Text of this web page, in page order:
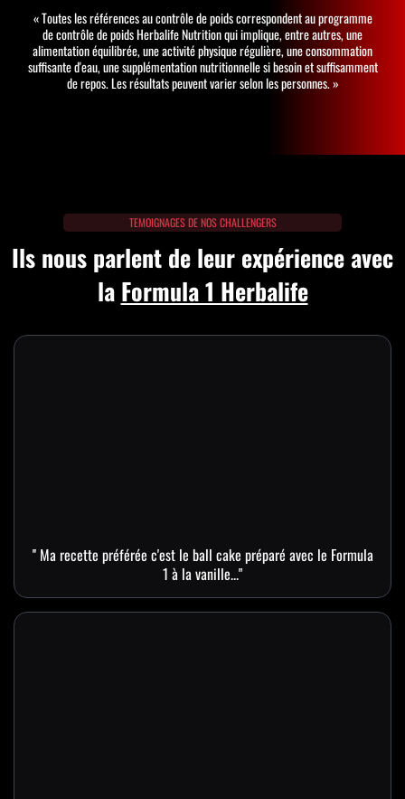
« Toutes les références au contrôle de poids correspondent au programme
de contrôle de poids Herbalife Nutrition qui implique, entre autres, une
alimentation équilibrée, une activité physique régulière, une consommation
suffisante d'eau, une supplémentation nutritionnelle si besoin et suffisamment
de repos. Les résultats peuvent varier selon les personnes. »
TEMOIGNAGES DE NOS CHALLENGERS
Ils nous parlent de leur expérience avec
la Formula 1 Herbalife
'' Ma recette préférée c'est le ball cake préparé avec le Formula
1 à la vanille..."